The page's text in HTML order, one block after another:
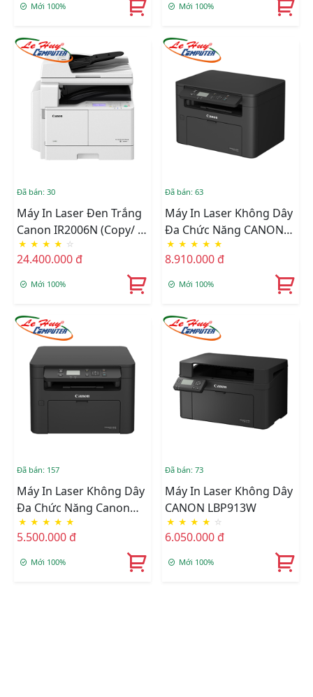
Mới 100% Mới 100%
Đã bán: 30
Máy In Laser Đen Trắng
Canon IR2006N (Copy/ In
Mạng, In Wifi/ Scan)
★ ★ ★ ★ ☆
24.400.000 đ
Mới 100%
Đã bán: 63
Máy In Laser Không Dây
Đa Chức Năng CANON
MF913W
★ ★ ★ ★ ★
8.910.000 đ
Mới 100%
Đã bán: 157
Máy In Laser Không Dây
Đa Chức Năng Canon
ImageCLASS MF113W
★ ★ ★ ★ ★
5.500.000 đ
Mới 100%
Đã bán: 73
Máy In Laser Không Dây
CANON LBP913W
★ ★ ★ ★ ☆
6.050.000 đ
Mới 100%